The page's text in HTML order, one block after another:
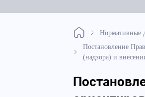
Нормативные
Постановление
(надзора) и